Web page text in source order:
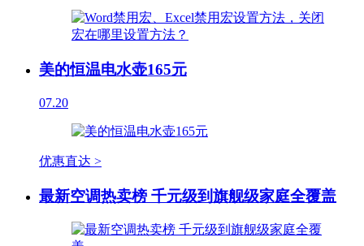
美的恒温电水壶165元
07.20
优惠直达 >
最新空调热卖榜 千元级到旗舰级家庭全覆盖